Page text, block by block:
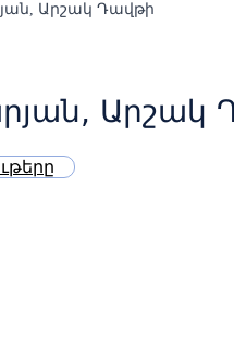
Արշակ Դավթի
Արշակ